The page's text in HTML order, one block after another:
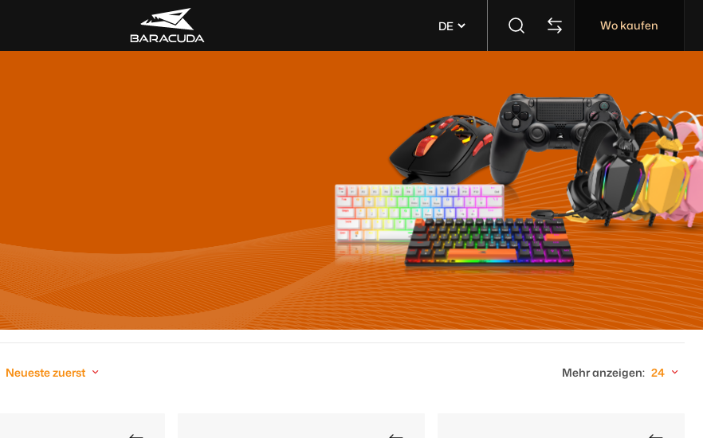
Wo kaufen
Neueste zuerst Mehr anzeigen: 24